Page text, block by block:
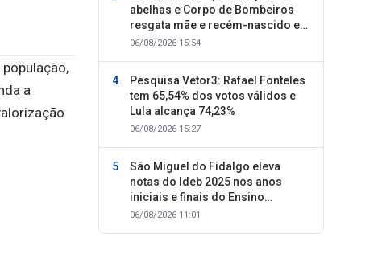
a
abelhas e Corpo de Bombeiros
resgata mãe e recém-nascido em
Oeiras
06/08/2026 15:54
Pesquisa Vetor3: Rafael Fonteles
tem 65,54% dos votos válidos e
Lula alcança 74,23%
06/08/2026 15:27
São Miguel do Fidalgo eleva
notas do Ideb 2025 nos anos
iniciais e finais do Ensino
Fundamental
06/08/2026 11:01